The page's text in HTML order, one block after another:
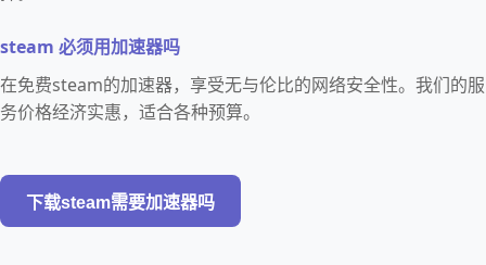
steam 必须用加速器吗
在免费steam的加速器，享受无与伦比的网络安全性。我们的服
务价格经济实惠，适合各种预算。
下载steam需要加速器吗